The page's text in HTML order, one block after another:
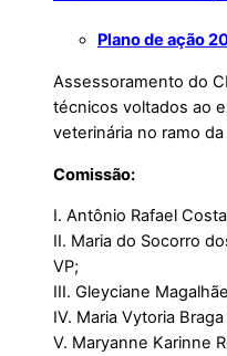
Plano de ação
Assessoramento do
técnicos voltados ao
veterinária no ramo
Comissão:
I. Antônio Rafael
II. Maria do Socorro
VP;
III. Gleyciane
IV. Maria Vytoria
V. Maryanne Karinne